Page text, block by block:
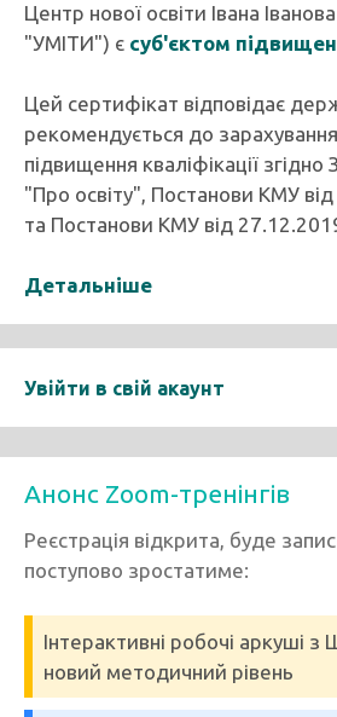
Центр нової освіти Івана
"УМІТИ") є суб'єктом
Цей сертифікат відповідає
рекомендується до
підвищення кваліфікації згідно
"Про освіту", Постанови КМУ
та Постанови КМУ від
Детальніше
Увійти в свій акаунт
Анонс Zoom-тренінгів
Реєстрація відкрита, буде
поступово зростатиме:
Інтерактивні робочі аркуші з
новий методичний рівень